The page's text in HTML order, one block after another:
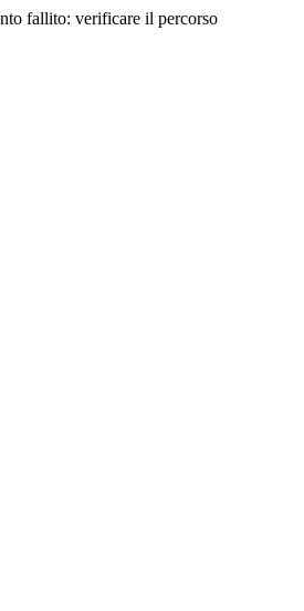
fallito: verificare il percorso